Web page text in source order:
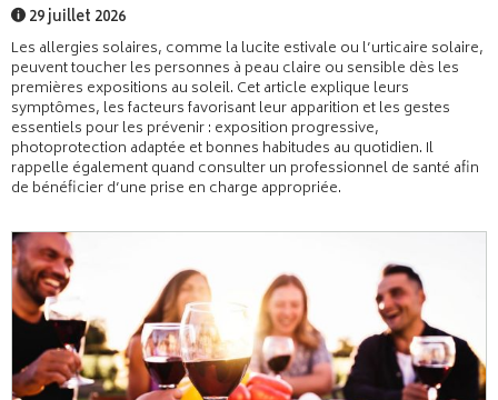
29 juillet 2026
Les allergies solaires, comme la lucite estivale ou l’urticaire solaire,
peuvent toucher les personnes à peau claire ou sensible dès les
premières expositions au soleil. Cet article explique leurs
symptômes, les facteurs favorisant leur apparition et les gestes
essentiels pour les prévenir : exposition progressive,
photoprotection adaptée et bonnes habitudes au quotidien. Il
rappelle également quand consulter un professionnel de santé afin
de bénéficier d’une prise en charge appropriée.